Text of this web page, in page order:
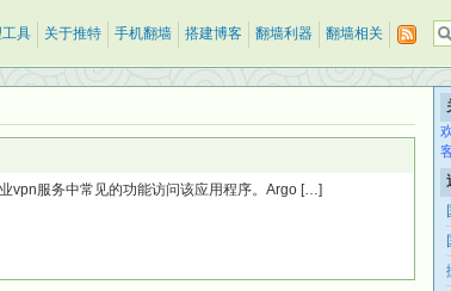
具 关于推特 手机翻墙 搭建博客 翻墙利器 翻墙相关
vpn服务中常见的功能访问该应用程序。Argo […]